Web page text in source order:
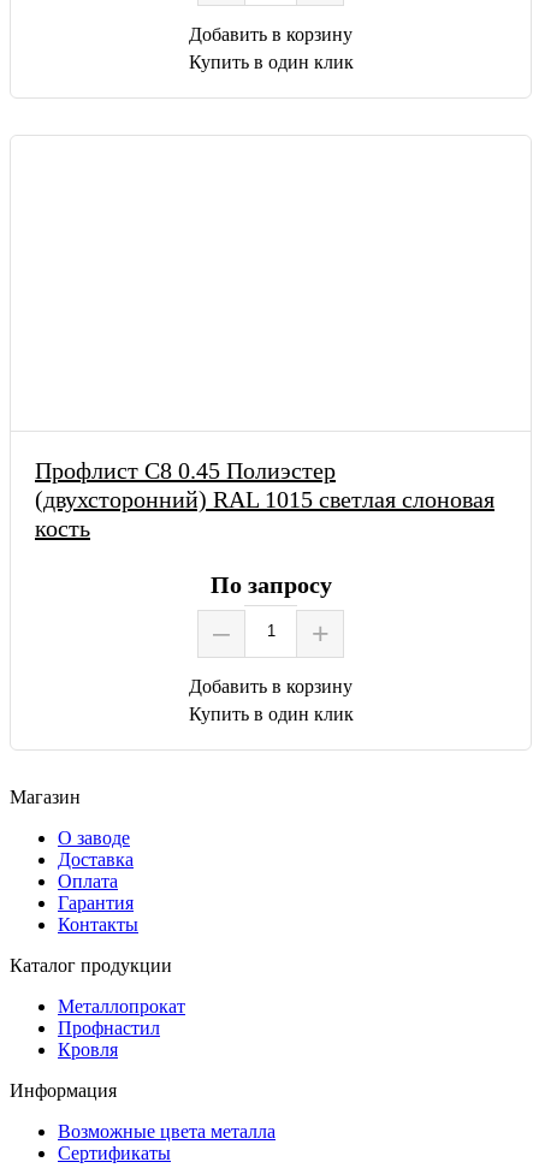
Добавить в корзину
Купить в один клик
Профлист С8 0.45 Полиэстер
(двухсторонний) RAL 1015 светлая слоновая
кость
По запросу
– +
Добавить в корзину
Купить в один клик
Магазин
О заводе
Доставка
Оплата
Гарантия
Контакты
Каталог продукции
Металлопрокат
Профнастил
Кровля
Информация
Возможные цвета металла
Сертификаты